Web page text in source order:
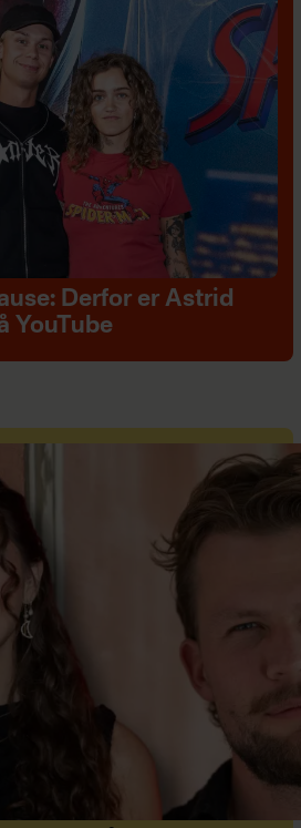
Derfor er Astrid
YouTube